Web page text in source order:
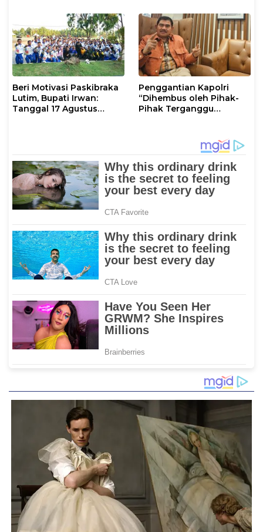
Beri Motivasi Paskibraka
Lutim, Bupati Irwan:
Tanggal 17 Agustus
Penggantian Kapolri
“Dihembus oleh Pihak-
Pihak Terganggu